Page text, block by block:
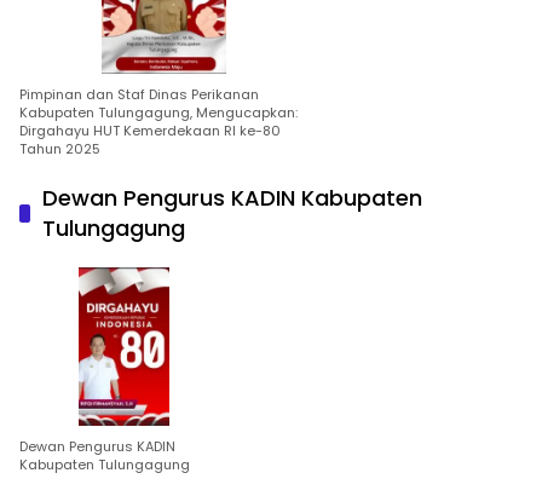
Pimpinan dan Staf Dinas Perikanan
Kabupaten Tulungagung, Mengucapkan:
Dirgahayu HUT Kemerdekaan RI ke-80
Tahun 2025
Dewan Pengurus KADIN Kabupaten
Tulungagung
Dewan Pengurus KADIN
Kabupaten Tulungagung